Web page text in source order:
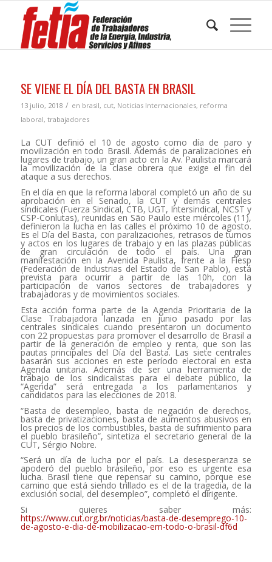
SE VIENE EL DÍA DEL BASTA EN BRASIL
13 julio, 2018 / en brasil, cut, Noticias Internacionales, reforma
laboral, trabajadores
La CUT definió el 10 de agosto como día de paro y
movilización en todo Brasil. Además de paralizaciones en
lugares de trabajo, un gran acto en la Av. Paulista marcará
la movilización de la clase obrera que exige el fin del
ataque a sus derechos.
En el día en que la reforma laboral completó un año de su
aprobación en el Senado, la CUT y demás centrales
sindicales (Fuerza Sindical, CTB, UGT, Intersindical, NCST y
CSP-Conlutas), reunidas en São Paulo este miércoles (11),
definieron la lucha en las calles el próximo 10 de agosto.
Es el Día del Basta, con paralizaciones, retrasos de turnos
y actos en los lugares de trabajo y en las plazas públicas
de gran circulación de todo el país. Una gran
manifestación en la Avenida Paulista, frente a la Fiesp
(Federación de Industrias del Estado de San Pablo), está
prevista para ocurrir a partir de las 10h, con la
participación de varios sectores de trabajadores y
trabajadoras y de movimientos sociales.
Esta acción forma parte de la Agenda Prioritaria de la
Clase Trabajadora lanzada en junio pasado por las
centrales sindicales cuando presentaron un documento
con 22 propuestas para promover el desarrollo de Brasil a
partir de la generación de empleo y renta, que son las
pautas principales del Día del Basta. Las siete centrales
basarán sus acciones en este período electoral en esta
Agenda unitaria. Además de ser una herramienta de
trabajo de los sindicalistas para el debate público, la
“Agenda” será entregada a los parlamentarios y
candidatos para las elecciones de 2018.
“Basta de desempleo, basta de negación de derechos,
basta de privatizaciones, basta de aumentos abusivos en
los precios de los combustibles, basta de sufrimiento para
el pueblo brasileño”, sintetiza el secretario general de la
CUT, Sérgio Nobre.
“Será un día de lucha por el país. La desesperanza se
apoderó del pueblo brasileño, por eso es urgente esa
lucha. Brasil tiene que repensar su camino, porque ese
camino que está siendo trillado es el de la tragedia, de la
exclusión social, del desempleo”, completó el dirigente.
Si quieres saber más:
https://www.cut.org.br/noticias/basta-de-desemprego-10-
de-agosto-e-dia-de-mobilizacao-em-todo-o-brasil-df6d